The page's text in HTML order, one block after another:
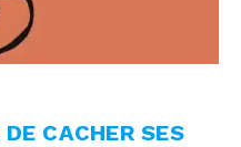
CACHER SES